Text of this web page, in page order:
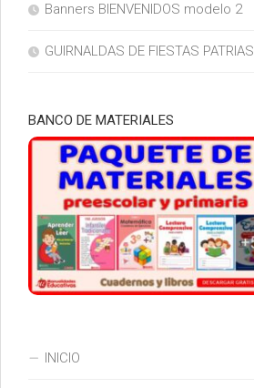
Banners BIENVENIDOS modelo 2
GUIRNALDAS DE FIESTAS PATRIAS
BANCO DE MATERIALES
INICIO